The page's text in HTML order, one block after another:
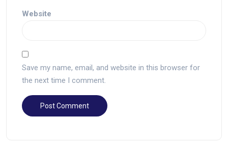
Website
Save my name, email, and website in this browser for
the next time I comment.